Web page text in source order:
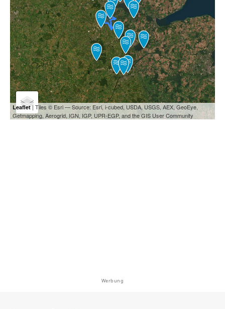
Leaflet| Tiles © Esri — Source: Esri, i-cubed, USDA, USGS, AEX, GeoEye,
Getmapping, Aerogrid, IGN, IGP, UPR-EGP, and the GIS User Community
Werbung